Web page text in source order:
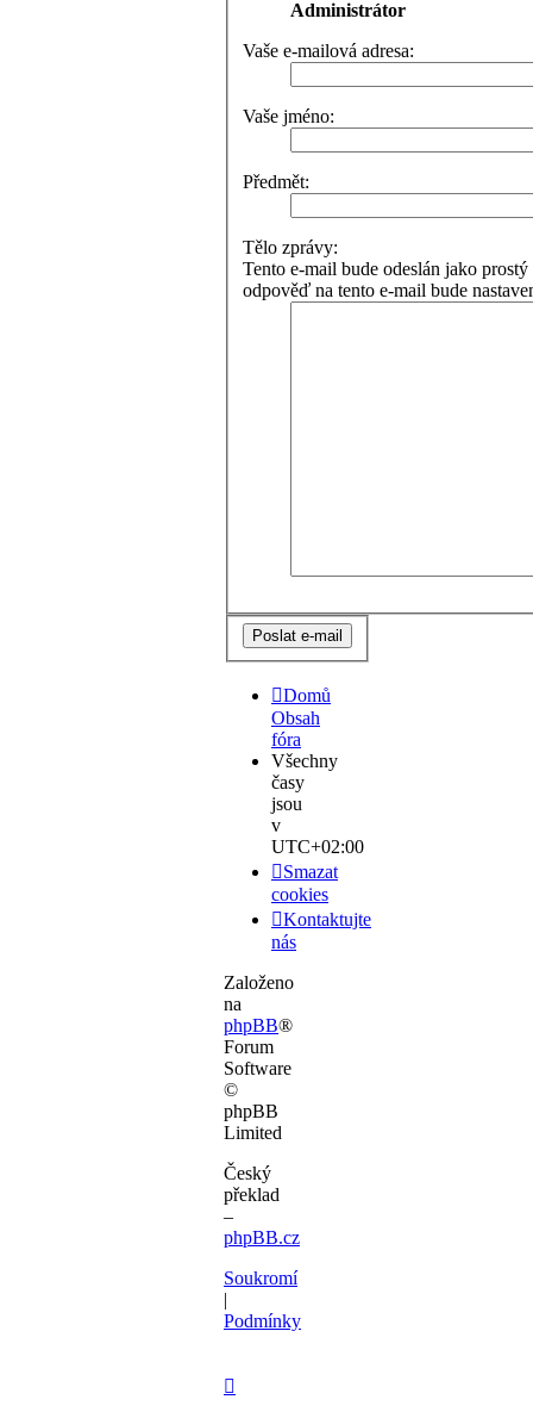
Administrátor
Vaše e-mailová adresa:
Vaše jméno:
Předmět:
Tělo zprávy:
Tento e-mail bude odeslán jako
odpověď na tento e-mail bude
Domů
Obsah
fóra
Všechny
časy
jsou
v
UTC+02:00
Smazat
cookies
Kontaktujte
nás
Založeno
na
phpBB®
Forum
Software
©
phpBB
Limited
Český
překlad
–
phpBB.cz
Soukromí
Podmínky